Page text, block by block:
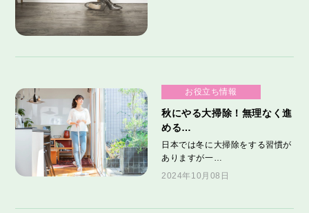
お役立ち情報
秋にやる大掃除！無理なく進
める…
日本では冬に大掃除をする習慣が
ありますが一…
2024年10月08日